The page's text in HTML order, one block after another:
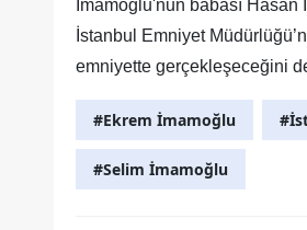
İmamoğlu'nun babası
İstanbul Emniyet
emniyette gerçekleşeceğini
#Ekrem İmamoğlu
#Selim İmamoğlu